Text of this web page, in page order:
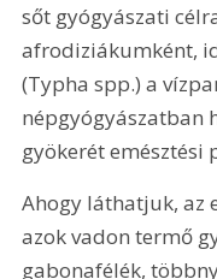
sőt gyógyászati
afrodiziákumként,
(Typha spp.) a
népgyógyászatban
gyökerét emésztési
Ahogy láthatjuk, az
azok vadon termő
gabonafélék,